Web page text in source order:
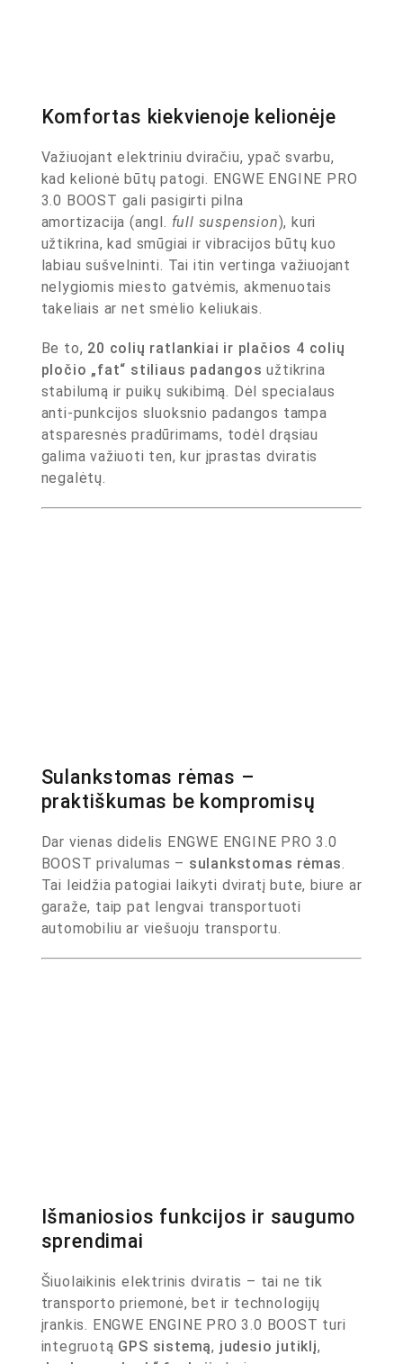
Komfortas kiekvienoje kelionėje
Važiuojant elektriniu dviračiu, ypač svarbu,
kad kelionė būtų patogi. ENGWE ENGINE PRO
3.0 BOOST gali pasigirti pilna
amortizacija (angl. full suspension), kuri
užtikrina, kad smūgiai ir vibracijos būtų kuo
labiau sušvelninti. Tai itin vertinga važiuojant
nelygiomis miesto gatvėmis, akmenuotais
takeliais ar net smėlio keliukais.
Be to, 20 colių ratlankiai ir plačios 4 colių
pločio „fat“ stiliaus padangos užtikrina
stabilumą ir puikų sukibimą. Dėl specialaus
anti-punkcijos sluoksnio padangos tampa
atsparesnės pradūrimams, todėl drąsiau
galima važiuoti ten, kur įprastas dviratis
negalėtų.
Sulankstomas rėmas –
praktiškumas be kompromisų
Dar vienas didelis ENGWE ENGINE PRO 3.0
BOOST privalumas – sulankstomas rėmas
Tai leidžia patogiai laikyti dviratį bute, biure ar
garaže, taip pat lengvai transportuoti
automobiliu ar viešuoju transportu.
Išmaniosios funkcijos ir saugumo
sprendimai
Šiuolaikinis elektrinis dviratis – tai ne tik
transporto priemonė, bet ir technologijų
įrankis. ENGWE ENGINE PRO 3.0 BOOST turi
integruotą GPS sistemą, judesio jutiklį,